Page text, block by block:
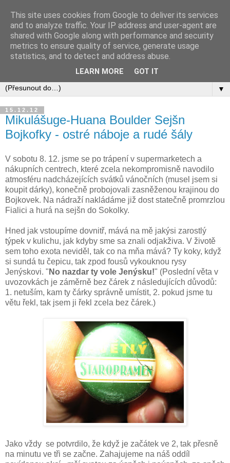
▼
15.12.12
Mikulášuge-Huana Boulder Sejšn
Bojkofky - ostré náboje a rudé šály
V sobotu 8. 12. jsme se po trápení v supermarketech a
nákupních centrech, které zcela nekompromisně navodilo
atmosféru nadcházejících svátků vánočních (musel jsem si
koupit dárky), konečně probojovali zasněženou krajinou do
Bojkovek. Na nádraží nakládáme již dost statečně promrzlou
Fialici a hurá na sejšn do Sokolky.
Hned jak vstoupíme dovnitř, mává na mě jakýsi zarostlý
týpek v kulichu, jak kdyby sme sa znali odjakživa. V životě
sem toho exota neviděl, tak co na mňa mává? Ty koky, když
si sundá tu čepicu, tak zpod fousů vykouknou rysy
Jenýskovi. " No nazdar ty vole Jenýsku!" (Poslední věta v
uvozovkách je záměrně bez čárek z následujících důvodů:
1. netuším, kam ty čárky správně umístit, 2. pokud jsme tu
větu řekl, tak jsem ji řekl zcela bez čárek.)
Jako vždy se potvrdilo, že když je začátek ve 2, tak přesně
na minutu ve tři se začne. Zahajujeme na náš oddíl
This site uses cookies from Google to deliver its services
and to analyze traffic. Your IP address and user-agent are
shared with Google along with performance and security
metrics to ensure quality of service, generate usage
statistics, and to detect and address abuse.
LEARN MORE GOT IT